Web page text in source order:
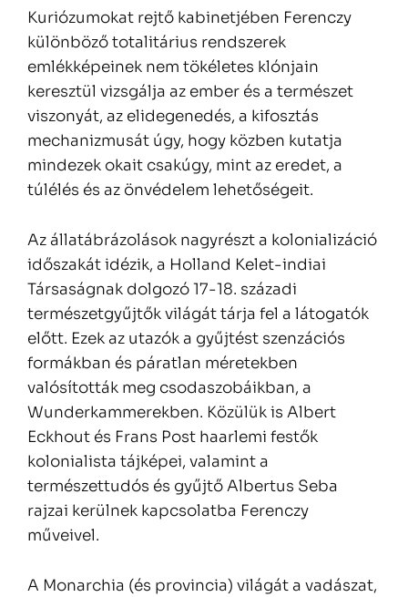
Kuriózumokat rejtő kabinetjében Ferenczy
különböző totalitárius rendszerek
emlékképeinek nem tökéletes klónjain
keresztül vizsgálja az ember és a természet
viszonyát, az elidegenedés, a kifosztás
mechanizmusát úgy, hogy közben kutatja
mindezek okait csakúgy, mint az eredet, a
túlélés és az önvédelem lehetőségeit.
Az állatábrázolások nagyrészt a kolonializáció
időszakát idézik, a Holland Kelet-indiai
Társaságnak dolgozó 17-18. századi
természetgyűjtők világát tárja fel a látogatók
előtt. Ezek az utazók a gyűjtést szenzációs
formákban és páratlan méretekben
valósították meg csodaszobáikban, a
Wunderkammerekben. Közülük is Albert
Eckhout és Frans Post haarlemi festők
kolonialista tájképei, valamint a
természettudós és gyűjtő Albertus Seba
rajzai kerülnek kapcsolatba Ferenczy
műveivel.
A Monarchia (és provincia) világát a vadászat,